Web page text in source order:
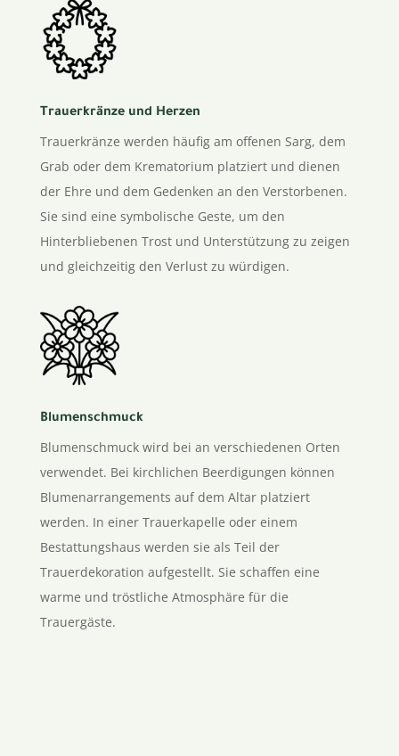
Trauerkränze und Herzen
Trauerkränze werden häufig am offenen Sarg, dem
Grab oder dem Krematorium platziert und dienen
der Ehre und dem Gedenken an den Verstorbenen.
Sie sind eine symbolische Geste, um den
Hinterbliebenen Trost und Unterstützung zu zeigen
und gleichzeitig den Verlust zu würdigen.
Blumenschmuck
Blumenschmuck wird bei an verschiedenen Orten
verwendet. Bei kirchlichen Beerdigungen können
Blumenarrangements auf dem Altar platziert
werden. In einer Trauerkapelle oder einem
Bestattungshaus werden sie als Teil der
Trauerdekoration aufgestellt. Sie schaffen eine
warme und tröstliche Atmosphäre für die
Trauergäste.